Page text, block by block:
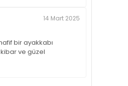
14 Mart 2025
bir ayakkabı
ve güzel